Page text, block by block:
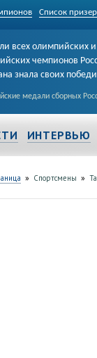
Список
всех олимпийских и
чемпионов
знала своих
медали сборных
ИНТЕРВЬЮ
» Спортсмены »